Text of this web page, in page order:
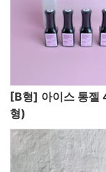
[B형] 아이스 통젤
형)